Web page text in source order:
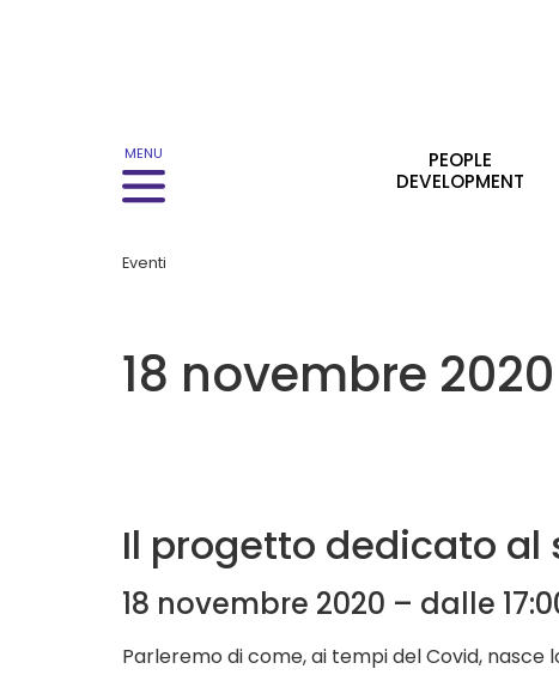
Main navigation
MENU
PEOPLE
DEVELOPMENT
Eventi
18 novembre
Il progetto dedicato al
18 novembre 2020 – dalle
Parleremo di come, ai tempi del Covid, nasce